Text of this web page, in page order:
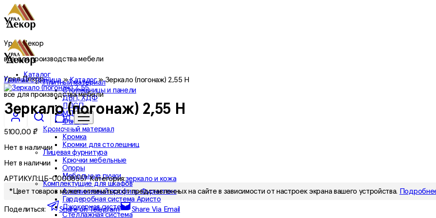
Урал Декор
все для производства мебели
Каталог
Плитный материал
Столешницы и панели
ДВП, ХДФ
ЛДСП
МДФ
Фанера
Кромочный материал
Кромка
Кромки для столешниц
Лицевая фурнитура
Крючки мебельные
Опоры
Мебельные ручки
Комплектущие для шкафов
Алюминиевый профиль Фурнитекс
Гардеробная система Аристо
Джокерная система
Стеллажная система
Урал Декор
все для производства мебели
0
Главная страница»Каталог»Зеркало (погонаж) 2,55 Н
Зеркало (погонаж) 2,55 Н
5100,00 ₽
Нет в наличии
Нет в наличии
АРТИКУЛ:ЦБ-00008557 Категория:зеркало и кожа
*Цвет товаров может отличаться от представленных на сайте в зависимости от настроек экрана вашего устройства.
Поделиться: Share on Telegram Share Via Email